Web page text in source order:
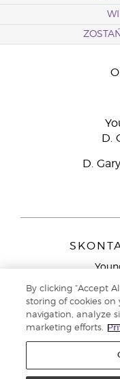
D.
D.
Young Living
By clicking “Accept
storing of cookies on
navigation, analyze
marketing efforts.